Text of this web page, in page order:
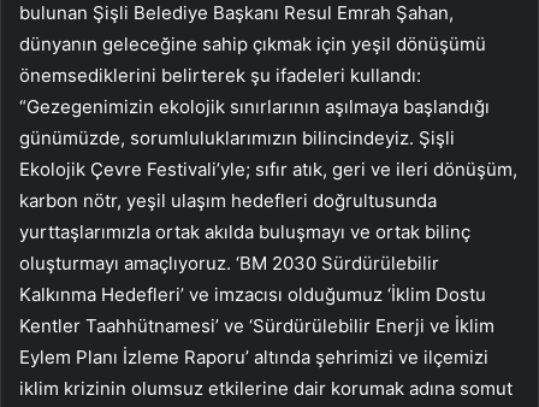
bulunan Şişli Belediye Başkanı Resul Emrah Şahan,
dünyanın geleceğine sahip çıkmak için yeşil dönüşümü
önemsediklerini belirterek şu ifadeleri kullandı:
“Gezegenimizin ekolojik sınırlarının aşılmaya başlandığı
günümüzde, sorumluluklarımızın bilincindeyiz. Şişli
Ekolojik Çevre Festivali’yle; sıfır atık, geri ve ileri dönüşüm,
karbon nötr, yeşil ulaşım hedefleri doğrultusunda
yurttaşlarımızla ortak akılda buluşmayı ve ortak bilinç
oluşturmayı amaçlıyoruz. ‘BM 2030 Sürdürülebilir
Kalkınma Hedefleri’ ve imzacısı olduğumuz ‘İklim Dostu
Kentler Taahhütnamesi’ ve ‘Sürdürülebilir Enerji ve İklim
Eylem Planı İzleme Raporu’ altında şehrimizi ve ilçemizi
iklim krizinin olumsuz etkilerine dair korumak adına somut